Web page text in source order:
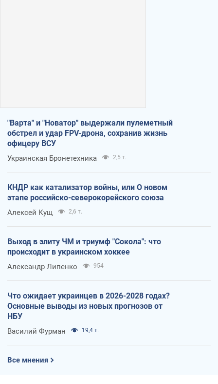
"Варта" и "Новатор" выдержали пулеметный
обстрел и удар FPV-дрона, сохранив жизнь
офицеру ВСУ
Украинская Бронетехника 2,5 т.
КНДР как катализатор войны, или О новом
этапе российско-северокорейского союза
Алексей Кущ 2,6 т.
Выход в элиту ЧМ и триумф "Сокола": что
происходит в украинском хоккее
Александр Липенко 954
Что ожидает украинцев в 2026-2028 годах?
Основные выводы из новых прогнозов от
НБУ
Василий Фурман 19,4 т.
Все мнения